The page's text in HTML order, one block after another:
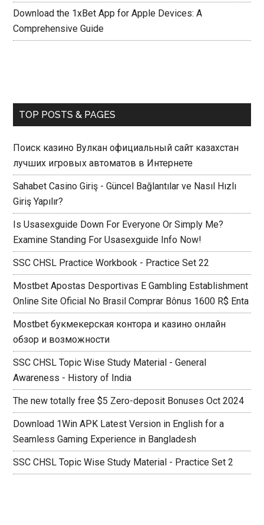
Download the 1xBet App for Apple Devices: A
Comprehensive Guide
TOP POSTS & PAGES
Поиск казино Вулкан официальный сайт казахстан
лучших игровых автоматов в Интернете
Sahabet Casino Giriş - Güncel Bağlantılar ve Nasıl Hızlı
Giriş Yapılır?
Is Usasexguide Down For Everyone Or Simply Me?
Examine Standing For Usasexguide Info Now!
SSC CHSL Practice Workbook - Practice Set 22
Mostbet Apostas Desportivas E Gambling Establishment
Online Site Oficial No Brasil Comprar Bônus 1600 R$ Enta
Mostbet букмекерская контора и казино онлайн
обзор и возможности
SSC CHSL Topic Wise Study Material - General
Awareness - History of India
The new totally free $5 Zero-deposit Bonuses Oct 2024
Download 1Win APK Latest Version in English for a
Seamless Gaming Experience in Bangladesh
SSC CHSL Topic Wise Study Material - Practice Set 2